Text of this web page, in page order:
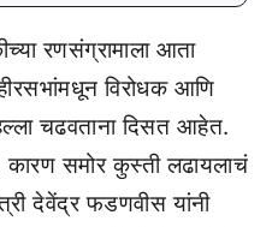
रणसंग्रामाला आता
विरोधक आणि
चढवताना दिसत आहेत.
कारण समोर कुस्ती लढायलाचं
देवेंद्र फडणवीस यांनी